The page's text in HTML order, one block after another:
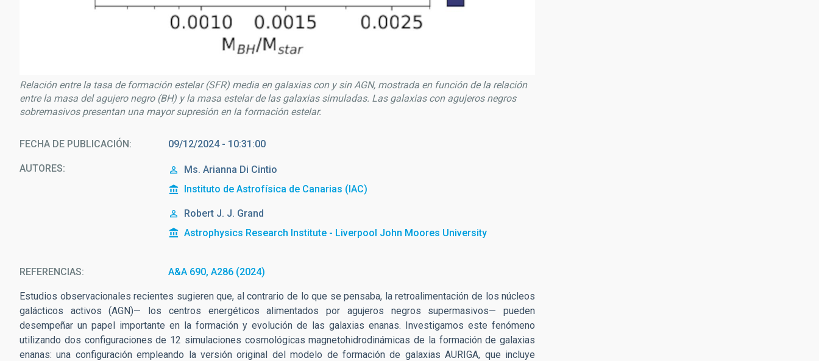
Relación entre la tasa de formación estelar (SFR) media en galaxias con y sin AGN, mostrada en función de la relación
entre la masa del agujero negro (BH) y la masa estelar de las galaxias simuladas. Las galaxias con agujeros negros
sobremasivos presentan una mayor supresión en la formación estelar.
FECHA DE PUBLICACIÓN 09/12/2024 - 10:31:00
AUTORES Ms. Arianna Di Cintio
Instituto de Astrofísica de Canarias (IAC)
Robert J. J. Grand
Astrophysics Research Institute - Liverpool John Moores University
REFERENCIAS A&A 690, A286 (2024)
Estudios observacionales recientes sugieren que, al contrario de lo que se pensaba, la retroalimentación de los núcleos
galácticos activos (AGN)— los centros energéticos alimentados por agujeros negros supermasivos— pueden
desempeñar un papel importante en la formación y evolución de las galaxias enanas. Investigamos este fenómeno
utilizando dos configuraciones de 12 simulaciones cosmológicas magnetohidrodinámicas de la formación de galaxias
enanas: una configuración empleando la versión original del modelo de formación de galaxias AURIGA, que incluye